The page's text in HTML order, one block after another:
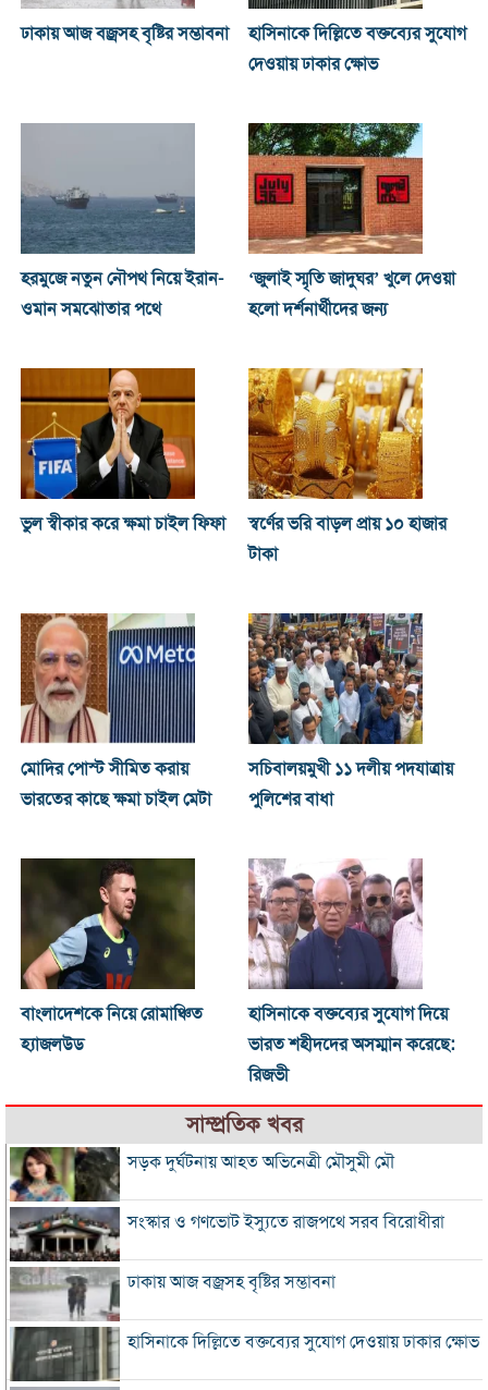
ঢাকায় আজ বজ্রসহ বৃষ্টির সম্ভাবনা
হাসিনাকে দিল্লিতে বক্তব্যের সুযোগ
দেওয়ায় ঢাকার ক্ষোভ
হরমুজে নতুন নৌপথ নিয়ে ইরান-
ওমান সমঝোতার পথে
‘জুলাই স্মৃতি জাদুঘর’ খুলে দেওয়া
হলো দর্শনার্থীদের জন্য
ভুল স্বীকার করে ক্ষমা চাইল ফিফা
স্বর্ণের ভরি বাড়ল প্রায় ১০ হাজার
টাকা
মোদির পোস্ট সীমিত করায়
ভারতের কাছে ক্ষমা চাইল মেটা
সচিবালয়মুখী ১১ দলীয় পদযাত্রায়
পুলিশের বাধা
বাংলাদেশকে নিয়ে রোমাঞ্চিত
হ্যাজলউড
হাসিনাকে বক্তব্যের সুযোগ দিয়ে
ভারত শহীদদের অসম্মান করেছে:
রিজভী
সাম্প্রতিক খবর
সড়ক দুর্ঘটনায় আহত অভিনেত্রী মৌসুমী মৌ
সংস্কার ও গণভোট ইস্যুতে রাজপথে সরব বিরোধীরা
ঢাকায় আজ বজ্রসহ বৃষ্টির সম্ভাবনা
হাসিনাকে দিল্লিতে বক্তব্যের সুযোগ দেওয়ায় ঢাকার ক্ষোভ